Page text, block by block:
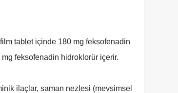
tablet içinde 180 mg feksofenadin
feksofenadin hidroklorür içerir.
ilaçlar, saman nezlesi (mevsimsel